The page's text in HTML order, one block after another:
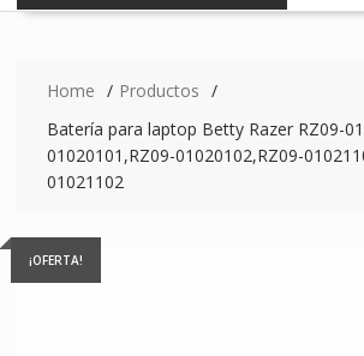
Home
Productos
Batería para laptop Betty Razer RZ09-
01020101,RZ09-01020102,RZ09-
01021102
¡OFERTA!